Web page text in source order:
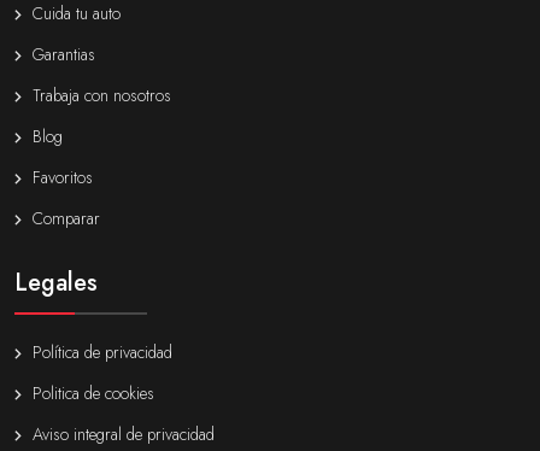
Cuida tu auto
Garantias
Trabaja con nosotros
Blog
Favoritos
Comparar
Legales
Política de privacidad
Politica de cookies
Aviso integral de privacidad